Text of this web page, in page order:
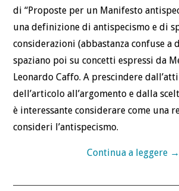
di “Proposte per un Manifesto
una definizione di antispecismo e di
considerazioni (abbastanza confuse a
spaziano poi su concetti espressi da
Leonardo Caffo. A prescindere
dell’articolo all’argomento e dalla
è interessante considerare come una
consideri l’antispecismo.
Continua a leggere →